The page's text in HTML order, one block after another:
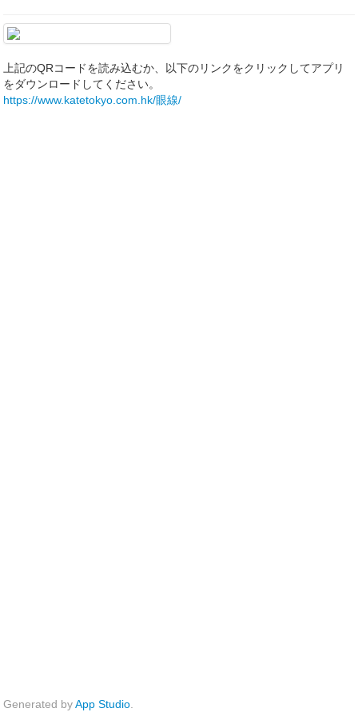
上記のQRコードを読み込むか、以下のリンクをクリックしてアプリ
をダウンロードしてください。
https://www.katetokyo.com.hk/眼線/
Generated byApp Studio